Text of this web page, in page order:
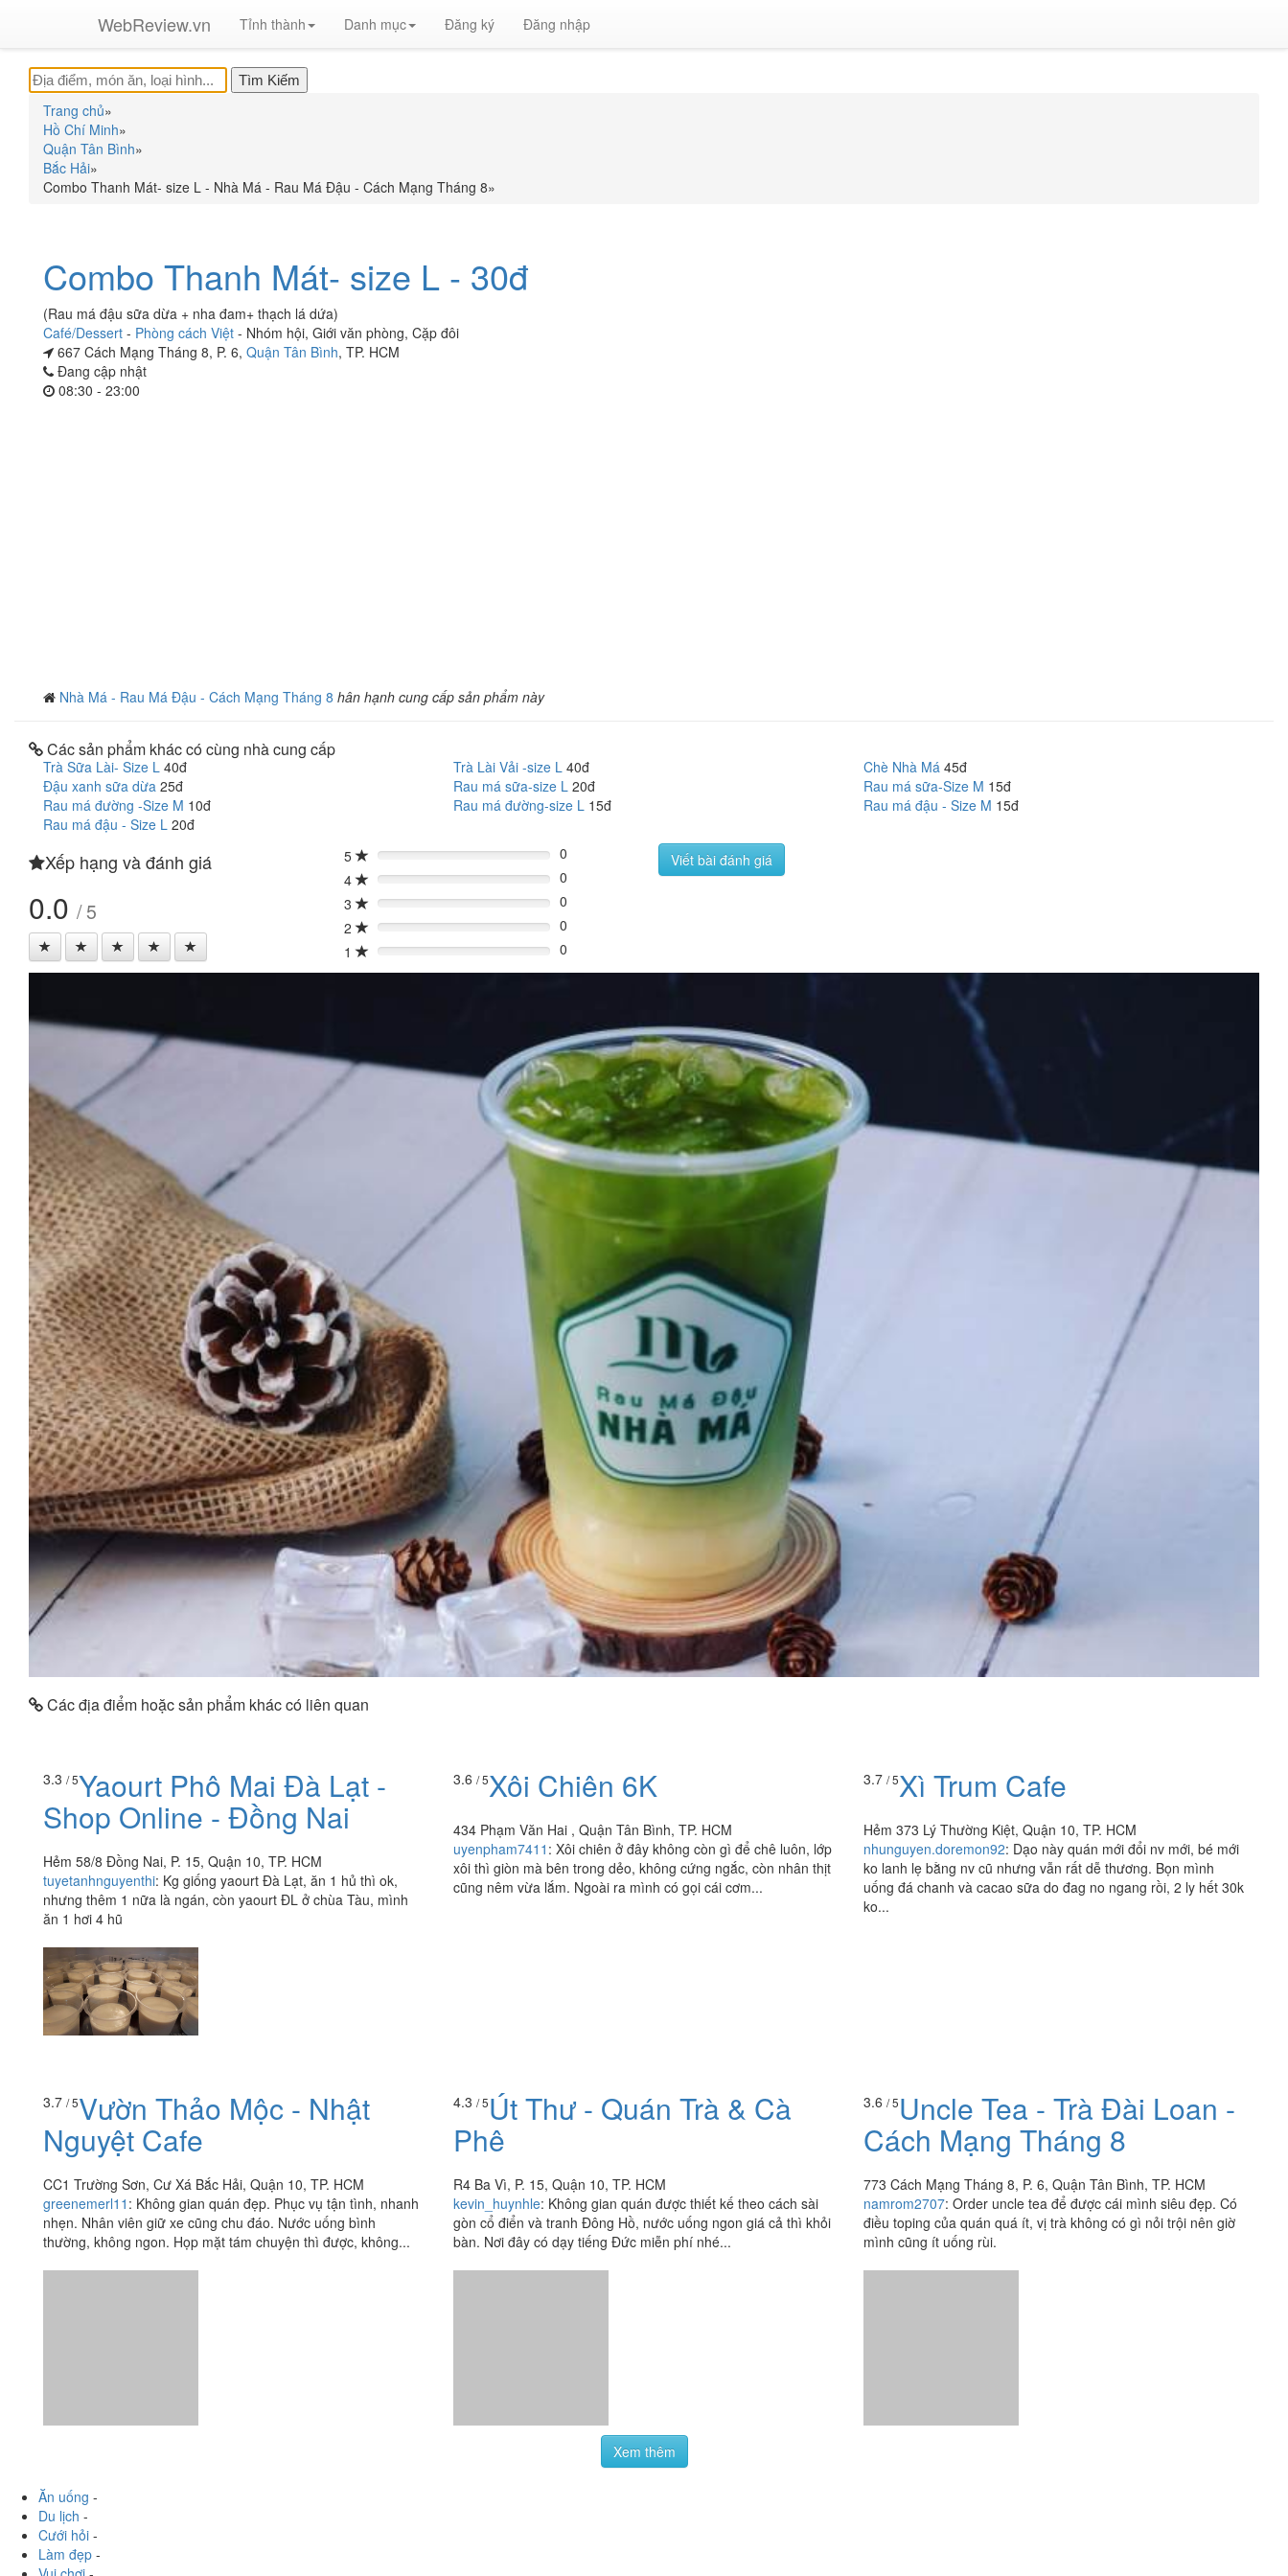
WebReview.vn Tỉnh thành Danh mục Đăng ký Đăng nhập
Trang chủ»
Hồ Chí Minh»
Quận Tân Bình»
Bắc Hải»
Combo Thanh Mát- size L - Nhà Má - Rau Má Đậu - Cách Mạng Tháng 8»
Combo Thanh Mát- size L - 30đ
(Rau má đậu sữa dừa + nha đam+ thạch lá dứa)
Café/Dessert - Phòng cách Việt - Nhóm hội, Giới văn phòng, Cặp đôi
667 Cách Mạng Tháng 8, P. 6, Quận Tân Bình, TP. HCM
Đang cập nhật
08:30 - 23:00
Nhà Má - Rau Má Đậu - Cách Mạng Tháng 8 hân hạnh cung cấp sản phẩm này
Các sản phẩm khác có cùng nhà cung cấp
Trà Sữa Lài- Size L 40đ Trà Lài Vải -size L 40đ Chè Nhà Má 45đ
Đậu xanh sữa dừa 25đ Rau má sữa-size L 20đ Rau má sữa-Size M 15đ
Rau má đường -Size M 10đ Rau má đường-size L 15đ Rau má đậu - Size M 15đ
Rau má đậu - Size L 20đ
Xếp hạng và đánh giá
0.0 / 5
5 0%
0
4
0%
0
3
0%
0
2
0%
0
1
0% 0
Viết bài đánh giá
Các địa điểm hoặc sản phẩm khác có liên quan
3.3 / 5Yaourt Phô Mai Đà Lạt -
Shop Online - Đồng Nai
Hẻm 58/8 Đồng Nai, P. 15, Quận 10, TP. HCM
tuyetanhnguyenthi: Kg giống yaourt Đà Lạt, ăn 1 hủ thì ok,
nhưng thêm 1 nữa là ngán, còn yaourt ĐL ở chùa Tàu, mình
ăn 1 hơi 4 hũ
3.6 / 5Xôi Chiên 6K
434 Phạm Văn Hai , Quận Tân Bình, TP. HCM
uyenpham7411 : Xôi chiên ở đây không còn gì để chê luôn, lớp
xôi thì giòn mà bên trong dẻo, không cứng ngắc, còn nhân thịt
cũng nêm vừa lắm. Ngoài ra mình có gọi cái cơm...
3.7 / 5Xì Trum Cafe
Hẻm 373 Lý Thường Kiệt, Quận 10, TP. HCM
nhunguyen.doremon92: Dạo này quán mới đổi nv mới, bé mới
ko lanh lẹ bằng nv cũ nhưng vẫn rất dễ thương. Bọn mình
uống đá chanh và cacao sữa do đag no ngang rồi, 2 ly hết 30k
ko...
3.7 / 5Vườn Thảo Mộc - Nhật
Nguyệt Cafe
CC1 Trường Sơn, Cư Xá Bắc Hải, Quận 10, TP. HCM
greenemerl11 : Không gian quán đẹp. Phục vụ tận tình, nhanh
nhẹn. Nhân viên giữ xe cũng chu đáo. Nước uống bình
thường, không ngon. Họp mặt tám chuyện thì được, không...
4.3 / 5Út Thư - Quán Trà & Cà
Phê
R4 Ba Vì, P. 15, Quận 10, TP. HCM
kevin_huynhle: Không gian quán được thiết kế theo cách sài
gòn cổ điển và tranh Đông Hồ, nước uống ngon giá cả thì khỏi
bàn. Nơi đây có dạy tiếng Đức miễn phí nhé...
3.6 / 5Uncle Tea - Trà Đài Loan -
Cách Mạng Tháng 8
773 Cách Mạng Tháng 8, P. 6, Quận Tân Bình, TP. HCM
namrom2707: Order uncle tea để được cái mình siêu đẹp. Có
điều toping của quán quá ít, vị trà không có gì nỏi trội nên giờ
mình cũng ít uống rùi.
Xem thêm
Ăn uống -
Du lịch -
Cưới hỏi -
Làm đẹp -